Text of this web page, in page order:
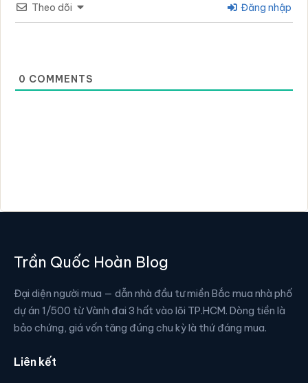
Theo dõi Đăng nhập
0 COMMENTS
Trần Quốc Hoàn Blog
Đại diện người mua — dẫn nhà đầu tư miền Bắc mua nhà phố
dự án 1/500 từ Vành đai 3 hất vào lõi TP.HCM. Dòng tiền là
bảo chứng, giá vốn tăng đúng chu kỳ là thứ đáng mua.
Liên kết